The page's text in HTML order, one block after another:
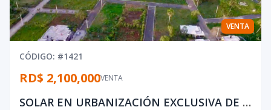
VENTA
CÓDIGO: #1421
VENTA
RD$ 2,100,000
SOLAR EN URBANIZACIÓN EXCLUSIVA DE NAGUA